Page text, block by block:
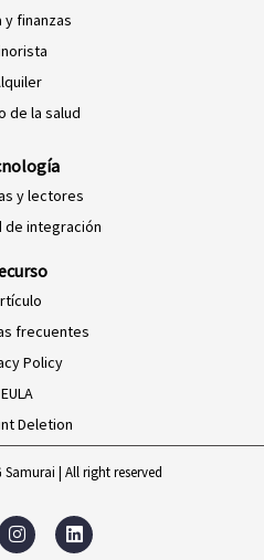
y finanzas
de la salud
y lectores
de integración
frecuentes
Policy
EULA
Deletion
| All right reserved
I
n
L
i